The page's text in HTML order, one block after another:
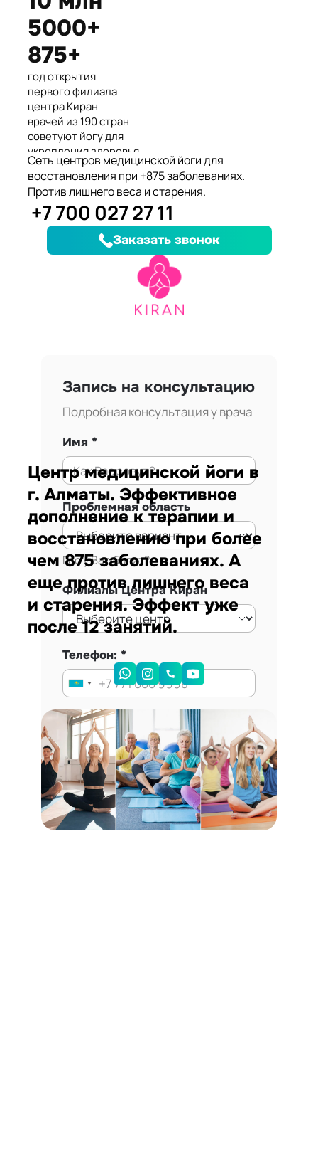
Международные призеры 2-го
Азиатского Чемпионата по
йогасана спорт и единственные
представители Казахстана.
5000+
875+
год открытия
первого филиала
центра Киран
врачей из 190 стран
советуют йогу для
укрепления здоровья
клиентов улучшили
здоровье и
качество жизни
заболеваний, при
которых йога
дополняет лечение
Сеть центров медицинской йоги для
восстановления при +875 заболеваниях.
Против лишнего веса и старения.
+7 700 027 27 11
Заказать звонок
Запись на консультацию
Подробная консультация у врача
Имя
Проблемная область
Где у Вас болит?
Филиалы Центра Киран
Телефон:
Запись на консультацию
Центр медицинской йоги в
г. Алматы. Эффективное
дополнение к терапии и
восстановлению при более
чем 875 заболеваниях. А
еще против лишнего веса
и старения. Эффект уже
после 12 занятий.